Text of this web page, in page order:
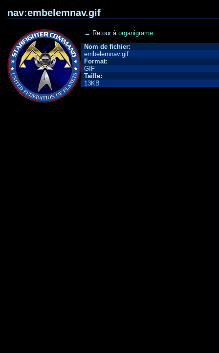
nav:embelemnav.gif
← Retour à organigrame
Nom de fichier:
embelemnav.gif
Format:
GIF
Taille:
13KB